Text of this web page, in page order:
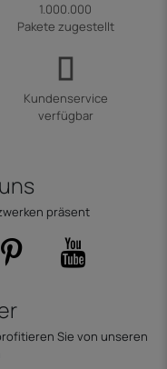
1.000.000
Pakete zugestellt
Kundenservice
verfügbar
präsent
Sie von unseren